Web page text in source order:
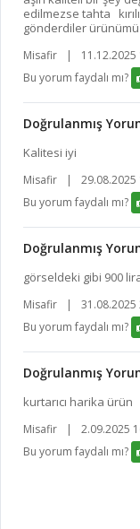
edilmezse tahta
gönderdiler ürünümü
Misafir |
11.12.2025
Bu yorum faydalı mı?
Doğrulanmış
Kalitesi iyi
Misafir |
29.08.2025
Bu yorum faydalı mı?
Doğrulanmış
görseldeki gibi 900
Misafir |
31.08.2025
Bu yorum faydalı mı?
Doğrulanmış
kurtarıcı harika ürün
Misafir |
2.09.2025
Bu yorum faydalı mı?